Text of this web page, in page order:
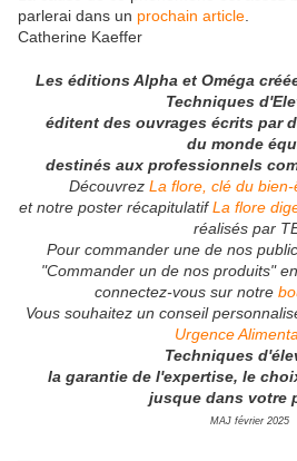
parlerai dans un prochain article
Catherine Kaeffer
Les éditions Alpha et Oméga
Techniques
éditent des ouvrages écrits par
du monde
destinés aux professionnels
Découvrez La flore, clé du
et notre poster récapitulatifLa flore
réalisés par
Pour commander une de nos
"Commander un de nos produits"
connectez-vous sur notre
Vous souhaitez un conseil
Urgence
Techniques
la garantie de l'expertise, le
jusque dans votre
MAJ février 2025